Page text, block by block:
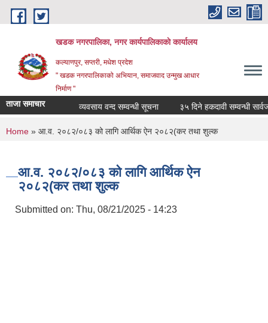
Skip to main content
खडक नगरपालिका, नगर कार्यपालिकाकाे कार्यालय
कल्याणपुर, सप्तरी, मधेश प्रदेश
" खडक नगरपालिकाको अभियान, समाजवाद उन्मुख आधार
निर्माण "
ताजा समाचार व्यवसाय वन्द सम्वन्धी सूचना ३५ दिने हकदावी सम्वन्धी
You are here
Home » आ.व. २०८२/०८३ को लागि आर्थिक ऐन २०८२(कर तथा शुल्क
आ.व. २०८२/०८३ को लागि आर्थिक ऐन
२०८२(कर तथा शुल्क
Submitted on: Thu, 08/21/2025 - 14:23